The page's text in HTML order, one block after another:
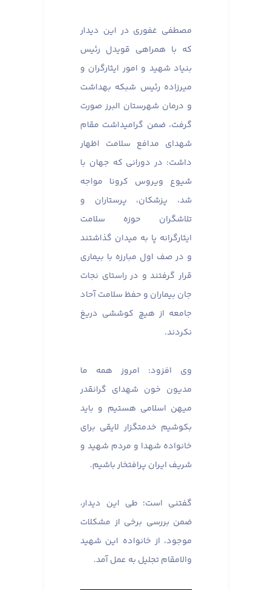
مصطفی غفوری در این دیدار
که با همراهی قویدل رئیس
بنیاد شهید و امور ایثارگران و
میرزاده رئیس شبکه بهداشت
و درمان شهرستان البرز صورت
گرفت، ضمن گرامیداشت مقام
شهدای مدافع سلامت اظهار
داشت: در دورانی که جهان با
شیوع ویروس کرونا مواجه
شد، پزشکان، پرستاران و
تلاشگران حوزه سلامت
ایثارگرانه پا به میدان گذاشتند
و در صف اول مبارزه با بیماری
قرار گرفتند و در راستای نجات
جان بیماران و حفظ سلامت آحاد
جامعه از هیچ کوششی دریغ
نکردند.
وی افزود: امروز همه ما
مدیون خون شهدای گرانقدر
میهن اسلامی هستیم و باید
بکوشیم خدمتگزار لایقی برای
خانواده شهدا و مردم شهید و
شریف ایران پرافتخار باشیم.
گفتنی است؛ طی این دیدار،
ضمن بررسی برخی از مشکلات
موجود، از خانواده این شهید
والامقام تجلیل به عمل آمد.